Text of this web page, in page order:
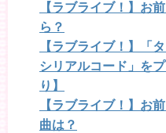
【ラブライブ！】お
ら？
【ラブライブ！】「
シリアルコード」を
り】
【ラブライブ！】お
曲は？